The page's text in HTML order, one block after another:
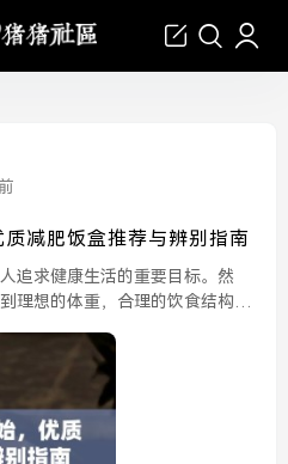
减肥饭盒推荐与辨别指南
追求健康生活的重要目标。然
理想的体重，合理的饮食结构同
到减肥的目的。近年来，减肥饭